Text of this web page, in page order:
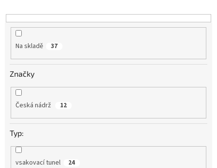
t
ů
Na skladě 37
Značky
Česká nádrž 12
Typ:
vsakovací tunel 24